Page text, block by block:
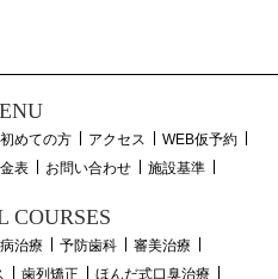
初めての方 アクセス
WEB仮予約
表 お問い合わせ 施設基準
COURSES
治療 予防歯科
審美治療
歯列矯正 ほんだ式口臭治療